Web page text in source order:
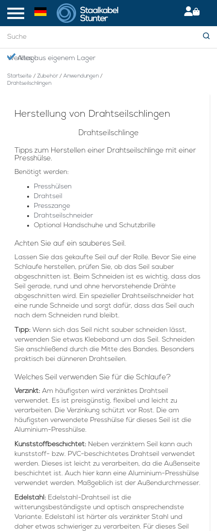
Werktag!
Alles aus eigenem Lager
Startseite / Zubehör / Anwendungen /
Drahtseilschlingen
Herstellung von Drahtseilschlingen
Drahtseilschlinge
Tipps zum Herstellen einer Drahtseilschlinge mit einer
Presshülse.
Benötigt werden:
Presshülsen
Drahtseil
Presszange
Drahtseilschneider
Optional Handschuhe und Schutzbrille
Achten Sie auf ein sauberes Seil.
Lassen Sie das gekaufte Seil auf der Rolle. Bevor Sie eine
Schlaufe herstellen, prüfen Sie, ob das Seil sauber
abgeschnitten ist. Beim Schneiden ist es wichtig, dass das
Seil gerade, rund und ohne hervorstehende Drähte
abgeschnitten wird. Ein spezieller Drahtseilschneider hat
eine runde Schneide und sorgt dafür, dass das Seil auch
nach dem Schneiden rund bleibt.
Tipp: Wenn sich das Seil nicht sauber schneiden lässt,
verwenden Sie etwas Klebeband um das Seil. Schneiden
Sie anschließend durch die Mitte des Bandes. Besonders
praktisch bei dünneren Drahtseilen.
Welches Seil verwenden Sie für die Schlaufe?
Verzinkt: Am häufigsten wird verzinktes Drahtseil
verwendet. Es ist preisgünstig, flexibel und leicht zu
verarbeiten. Die Verzinkung schützt vor Rost. Die am
häufigsten verwendete Presshülse für dieses Seil ist die
Aluminium-Presshülse.
Kunststoffbeschichtet: Neben verzinktem Seil kann auch
kunststoff- bzw. PVC-beschichtetes Drahtseil verwendet
werden. Dieses ist leicht zu verarbeiten, da die Außenseite
beschichtet ist. Auch hier kann eine Aluminium-Presshülse
verwendet werden. Maßgeblich ist der Außendurchmesser.
Edelstahl: Edelstahl-Drahtseil ist die
witterungsbeständigste und optisch ansprechendste
Variante. Edelstahl ist härter als verzinkter Stahl und
daher etwas schwieriger zu verarbeiten. Für dieses Seil